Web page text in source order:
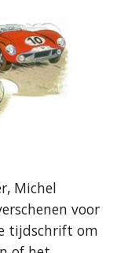
Michel
voor
tijdschrift om